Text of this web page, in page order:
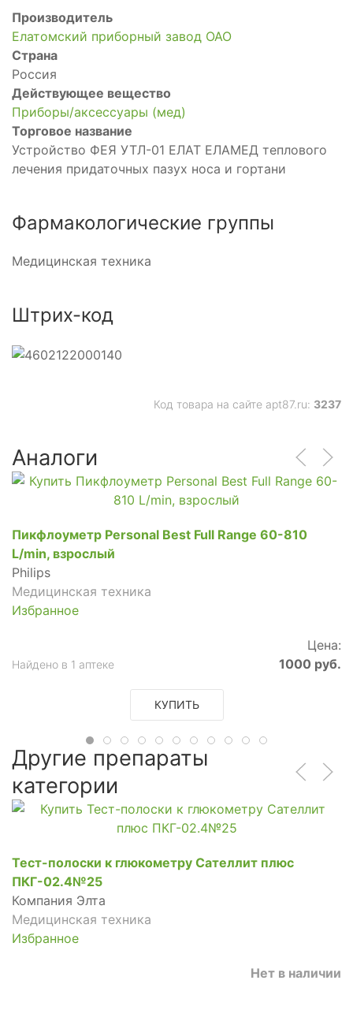
Производитель
Елатомский приборный завод ОАО
Страна
Россия
Действующее вещество
Приборы/аксессуары (мед)
Торговое название
Устройство ФЕЯ УТЛ-01 ЕЛАТ ЕЛАМЕД теплового
лечения придаточных пазух носа и гортани
Фармакологические группы
Медицинская техника
Штрих-код
Код товара на сайте apt87.ru: 3237
Аналоги
Пикфлоуметр Personal Best Full Range 60-810
L/min, взрослый
Philips
Медицинская техника
Избранное
Цена:
Найдено в 1 аптеке 1000 руб.
КУПИТЬ
Другие препараты
категории
Тест-полоски к глюкометру Сателлит плюс
ПКГ-02.4№25
Компания Элта
Медицинская техника
Избранное
Нет в наличии